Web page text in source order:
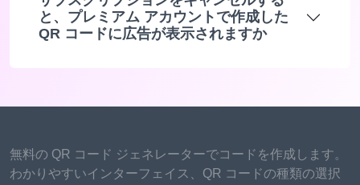
と、プレミアム アカウントで作成した
QR コードに広告が表示されますか
無料の QR コード ジェネレーターでコードを作成します。
わかりやすいインターフェイス、QR コードの種類の選択